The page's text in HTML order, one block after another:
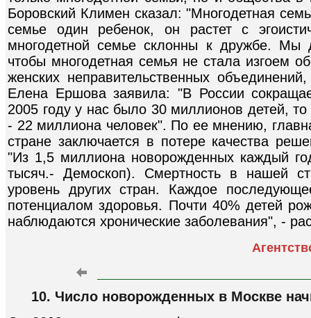
Боровский Климен сказал: "Многодетная
семье один ребенок, он растет с
многодетной семье склонны к дружбе. Мы
чтобы многодетная семья не стала изгоем
женских неправительственных
Елена Ершова заявила: "В России
2005 году у нас было 30 миллионов детей,
- 22 миллиона человек". По ее мнению,
стране заключается в потере качества
"Из 1,5 миллиона новорожденных каждый
тысяч.- Демоскоп). Смертность в нашей
уровень других стран. Каждое
потенциалом здоровья. Почти 40% детей
наблюдаются хронические заболевания", -
10. Число новорожденных в Москве